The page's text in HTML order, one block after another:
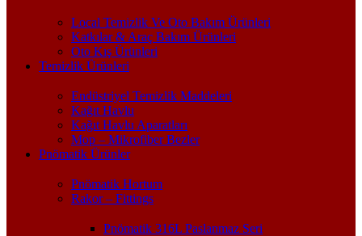
Local Temizlik Ve Oto Bakım Ürünleri
Katkılar & Araç Bakım Ürünleri
Oto Kış Ürünleri
Temizlik Ürünleri
Endüstriyel Temizlik Maddeleri
Kağıt Havlu
Kağıt Havlu Aparatları
Mop – Mikrofiber Bezler
Pnömatik Ürünler
Pnömatik Hortum
Rakor – Fittings
Pnömatik 316L Paslanmaz Seri